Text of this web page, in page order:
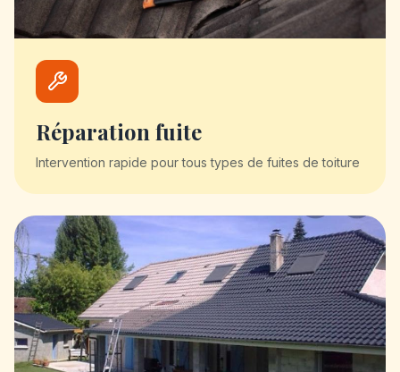
Réparation fuite
Intervention rapide pour tous types de fuites de toiture